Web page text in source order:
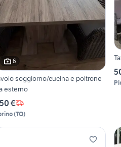
6
soggiorno/cucina e poltrone
esterno
€
(TO)